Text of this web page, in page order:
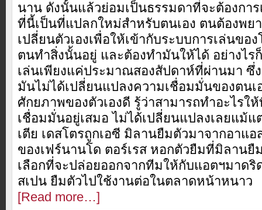
นาน ดังนั้นแล้วย่อมเป็นธรรมดาที่จะต้องการ
ที่นี้เป็นที่แปลกใหม่สำหรับตนเอง ตนต้องพย
เปลี่ยนตัวเองเพื่อให้เข้ากับระบบการเล่นขอ
ตนทำสิ่งนั้นอยู่ และต้องทำมันให้ได้ อย่างไร
เล่นเพียงแค่ประมาณสองสัปดาห์ที่ผ่านมา ซึ่
มันไม่ได้เปลี่ยนแปลงความเชื่อมมั่นของตนเ
ศักยภาพของตัวเองดี รู้ว่าสามารถทำอะไรใ
เชื่อมมั่นอยู่เสมอ ไม่ได้เปลี่ยนแปลงเลยแม้
เตีย เดสโตรถูกเอซี มิลานยืมตัวมาจากอาแ
ของเฟร์นานโด ตอร์เรส หอกตัวยืมที่มิลานยื
เลือกที่จะปล่อยออกจากทีมให้กับแอตฯมาดริ
สเปน ยืมตัวไปใช้งานต่อในตลาดหน้าหนาว
[Read more…]